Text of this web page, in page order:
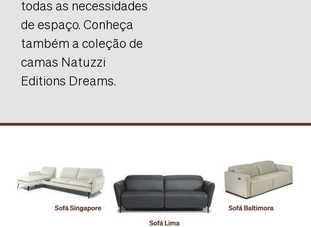
todas as necessidades
de espaço. Conheça
também a coleção de
camas Natuzzi
Editions Dreams.